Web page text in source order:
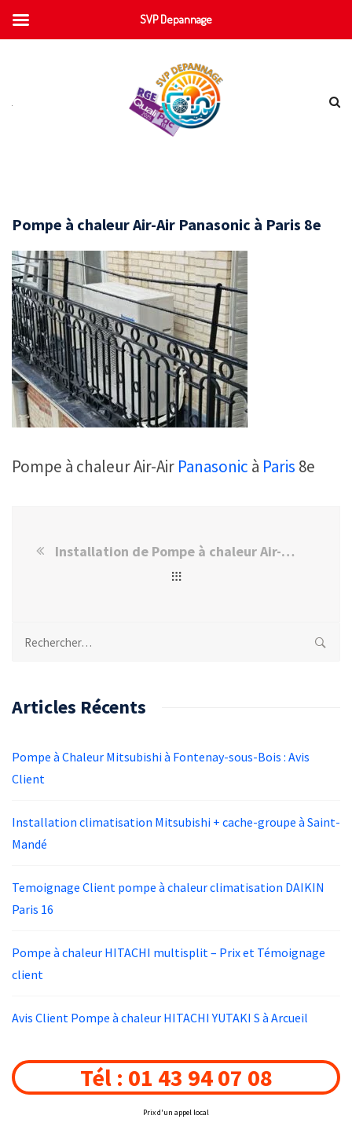
Pompe à chaleur Air-Air Panasonic à Paris 8e
Pompe à chaleur Air-Air Panasonic à Paris 8e
Installation de Pompe à chaleur Air-Air Panasonic à Paris 8e
Rechercher :
Articles Récents
Pompe à Chaleur Mitsubishi à Fontenay-sous-Bois : Avis
Client
Installation climatisation Mitsubishi + cache-groupe à Saint-
Mandé
Temoignage Client pompe à chaleur climatisation DAIKIN
Paris 16
Pompe à chaleur HITACHI multisplit – Prix et Témoignage
client
Avis Client Pompe à chaleur HITACHI YUTAKI S à Arcueil
Tél : 01 43 94 07 08
Prix d'un appel local
SVP Depannage